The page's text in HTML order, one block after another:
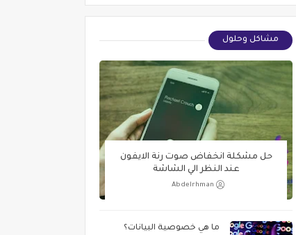
مشاكل وحلول
حل مشكلة انخفاض صوت رنة الايفون
عند النظر الي الشاشة
Abdelrhman
ما هي خصوصية البيانات؟